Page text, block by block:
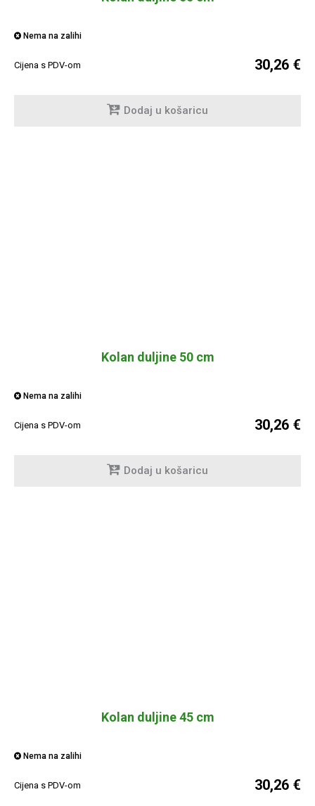
Nema na zalihi
Cijena s PDV-om 30,26 €
Dodaj u košaricu
Kolan duljine 50 cm
Nema na zalihi
Cijena s PDV-om 30,26 €
Dodaj u košaricu
Kolan duljine 45 cm
Nema na zalihi
Cijena s PDV-om 30,26 €